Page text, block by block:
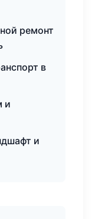
ремонт
в
и
и